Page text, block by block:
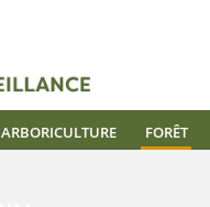
ARBORICULTURE FORÊT